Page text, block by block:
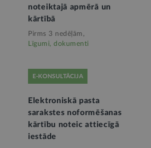
noteiktajā apmērā un
kārtībā
Pirms 3 nedēļām,
Līgumi, dokumenti
E-KONSULTĀCIJA
Elektroniskā pasta
sarakstes noformēšanas
kārtību noteic attiecīgā
iestāde